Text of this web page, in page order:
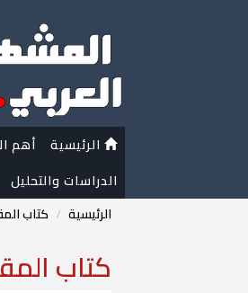
الرئيسية أهم
الدراسات والتحليل
الرئيسية
كتاب
كتاب